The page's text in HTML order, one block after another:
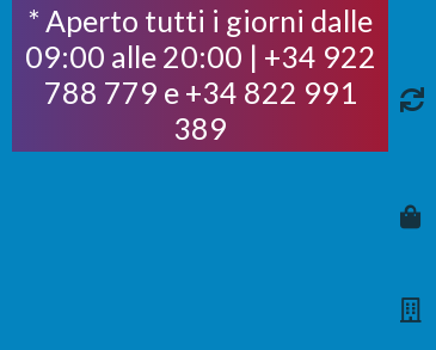
* Aperto tutti i giorni dalle
09:00 alle 20:00 | +34 922
788 779 e +34 822 991
389